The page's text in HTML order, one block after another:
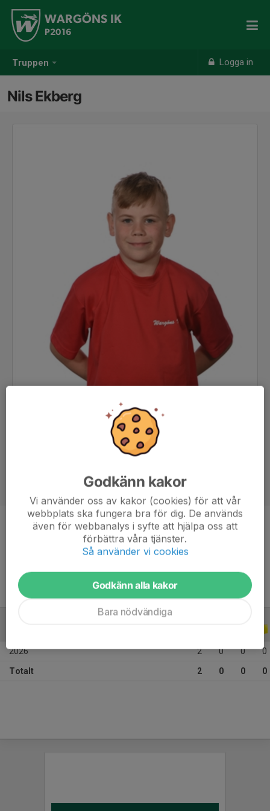
Truppen Logga in
WARGÖNS IK
P2016
Nils Ekberg
Position
-
10 år
2026 2 0 0 0
Totalt 2 0 0 0
Godkänn kakor
Vi använder oss av kakor (cookies) för att vår
webbplats ska fungera bra för dig. De används
även för webbanalys i syfte att hjälpa oss att
förbättra våra tjänster.
Så använder vi cookies
Godkänn alla kakor
Bara nödvändiga